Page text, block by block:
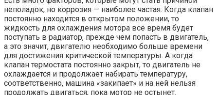
неполадок, но коррозия — наиболее частая. Когда клапан
постоянно находится в открытом положении, то
жидкость для охлаждения мотора всё время будет
поступать в радиатор, прежде чем попасть в двигатель,
а это значит, двигателю необходимо больше времени
для достижения критической температуры. А когда
клапан термостата постоянно закрыт, то двигатель не
охлаждается и продолжает набирать температуру,
соответственно, машина «закипает» и на ней нельзя
продолжать двигаться, пока мотор не остынет.